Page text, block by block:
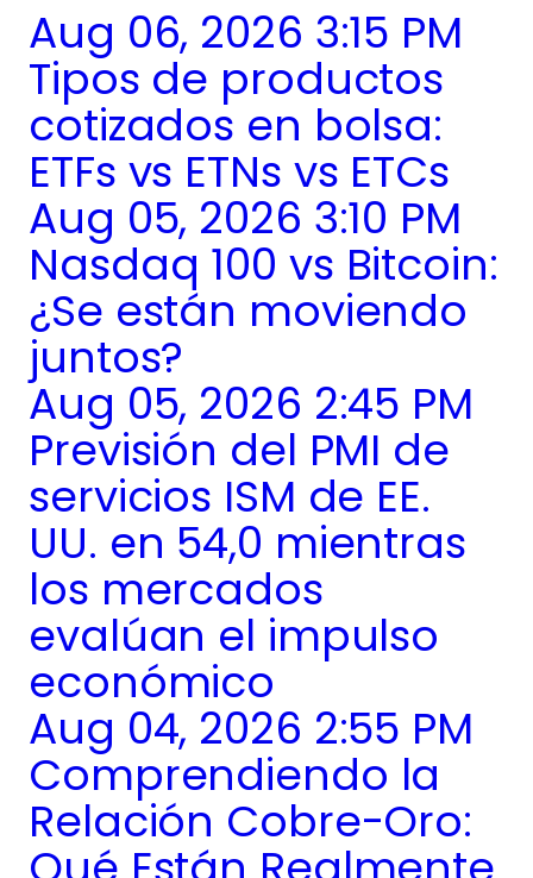
Aug 06, 2026 3:15 PM
Tipos de productos
cotizados en bolsa:
ETFs vs ETNs vs ETCs
Aug 05, 2026 3:10 PM
Nasdaq 100 vs Bitcoin:
¿Se están moviendo
juntos?
Aug 05, 2026 2:45 PM
Previsión del PMI de
servicios ISM de EE.
UU. en 54,0 mientras
los mercados
evalúan el impulso
económico
Aug 04, 2026 2:55 PM
Comprendiendo la
Relación Cobre-Oro: